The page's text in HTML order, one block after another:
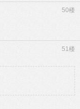
50楼
51楼